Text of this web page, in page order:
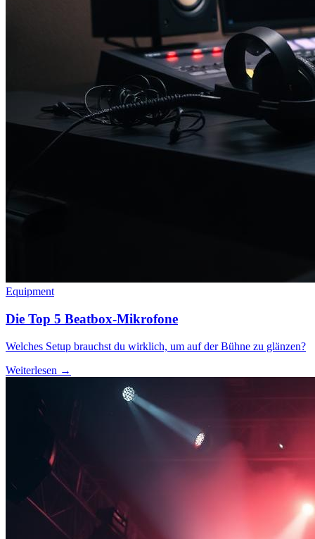
Equipment
Die Top 5 Beatbox-Mikrofone
Welches Setup brauchst du wirklich, um auf der Bühne zu glänzen?
Weiterlesen →